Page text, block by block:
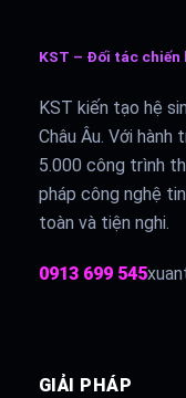
KST – Đối tác
KST kiến tạo hệ
Châu Âu. Với hành
5.000 công trình
pháp công nghệ
toàn và tiện nghi.
0913 699 545
GIẢI PHÁP